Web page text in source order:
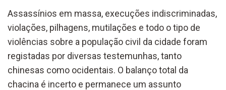
Assassínios em massa, execuções indiscriminadas,
violações, pilhagens, mutilações e todo o tipo de
violências sobre a população civil da cidade foram
registadas por diversas testemunhas, tanto
chinesas como ocidentais. O balanço total da
chacina é incerto e permanece um assunto